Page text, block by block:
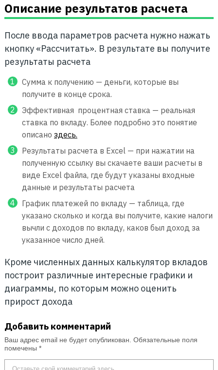
Описание результатов расчета
После ввода параметров расчета нужно нажать
кнопку «Рассчитать». В результате вы получите
результаты расчета
Сумма к получению — деньги, которые вы
получите в конце срока.
Эффективная процентная ставка — реальная
ставка по вкладу. Более подробно это понятие
описано здесь.
Результаты расчета в Excel — при нажатии на
полученную ссылку вы скачаете ваши расчеты в
виде Excel файла, где будут указаны входные
данные и результаты расчета
График платежей по вкладу — таблица, где
указано сколько и когда вы получите, какие налоги
вычли с доходов по вкладу, каков был доход за
указанное число дней.
Кроме численных данных калькулятор вкладов
построит различные интересные графики и
диаграммы, по которым можно оценить
прирост дохода
Добавить комментарий
Ваш адрес email не будет опубликован. Обязательные поля
помечены *